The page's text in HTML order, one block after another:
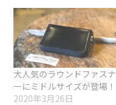
大人気のラウンドファスナ
ーにミドルサイズが登場！
2020年3月26日